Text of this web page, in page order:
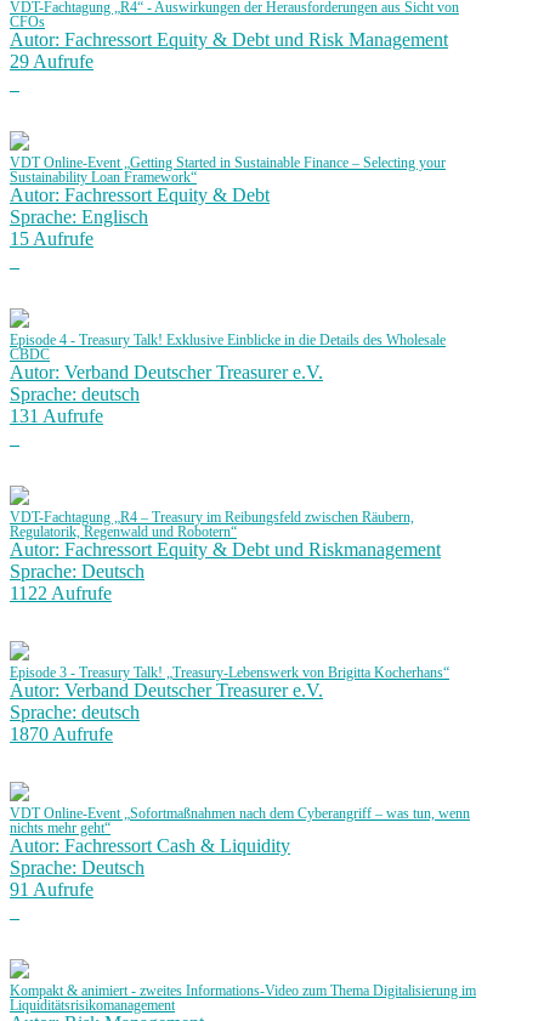
VDT-Fachtagung „R4“ - Auswirkungen der Herausforderungen aus Sicht von
CFOs
Autor: Fachressort Equity & Debt und Risk Management
29 Aufrufe
VDT Online-Event „Getting Started in Sustainable Finance – Selecting your
Sustainability Loan Framework“
Autor: Fachressort Equity & Debt
Sprache: Englisch
15 Aufrufe
Episode 4 - Treasury Talk! Exklusive Einblicke in die Details des Wholesale
CBDC
Autor: Verband Deutscher Treasurer e.V.
Sprache: deutsch
131 Aufrufe
VDT-Fachtagung „R4 – Treasury im Reibungsfeld zwischen Räubern,
Regulatorik, Regenwald und Robotern“
Autor: Fachressort Equity & Debt und Riskmanagement
Sprache: Deutsch
1122 Aufrufe
Episode 3 - Treasury Talk! „Treasury-Lebenswerk von Brigitta Kocherhans“
Autor: Verband Deutscher Treasurer e.V.
Sprache: deutsch
1870 Aufrufe
VDT Online-Event „Sofortmaßnahmen nach dem Cyberangriff – was tun, wenn
nichts mehr geht“
Autor: Fachressort Cash & Liquidity
Sprache: Deutsch
91 Aufrufe
Kompakt & animiert - zweites Informations-Video zum Thema Digitalisierung im
Liquiditätsrisikomanagement